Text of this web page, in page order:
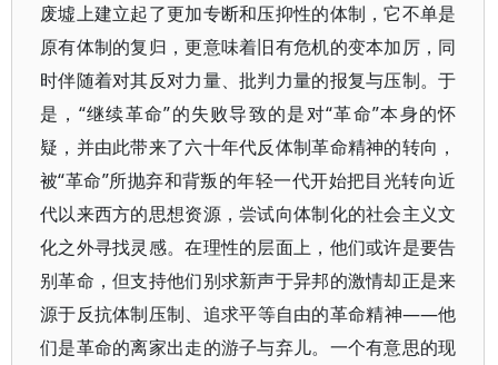
废墟上建立起了更加专断和压抑性的体制，它不单是
原有体制的复归，更意味着旧有危机的变本加厉，同
时伴随着对其反对力量、批判力量的报复与压制。于
是，“继续革命”的失败导致的是对“革命”本身的怀
疑，并由此带来了六十年代反体制革命精神的转向，
被“革命”所抛弃和背叛的年轻一代开始把目光转向近
代以来西方的思想资源，尝试向体制化的社会主义文
化之外寻找灵感。在理性的层面上，他们或许是要告
别革命，但支持他们别求新声于异邦的激情却正是来
源于反抗体制压制、追求平等自由的革命精神——他
们是革命的离家出走的游子与弃儿。一个有意思的现